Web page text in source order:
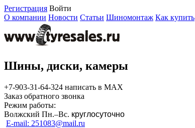
Регистрация Войти
О компании Новости Статьи Шиномонтаж Как купить
Шины, диски, камеры
+7-903-31-64-324 написать в MAX
Заказ обратного звонка
Режим работы:
Волжский Пн.–Вс. круглосуточно
E-mail: 251083@mail.ru